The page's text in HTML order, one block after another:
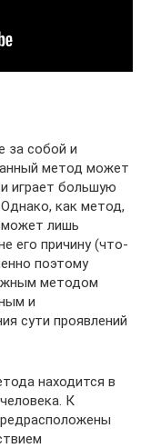
за собой и
метод может
играет большую
как метод,
лишь
его причину (что-
поэтому
методом
и
сути проявлений
находится в
К